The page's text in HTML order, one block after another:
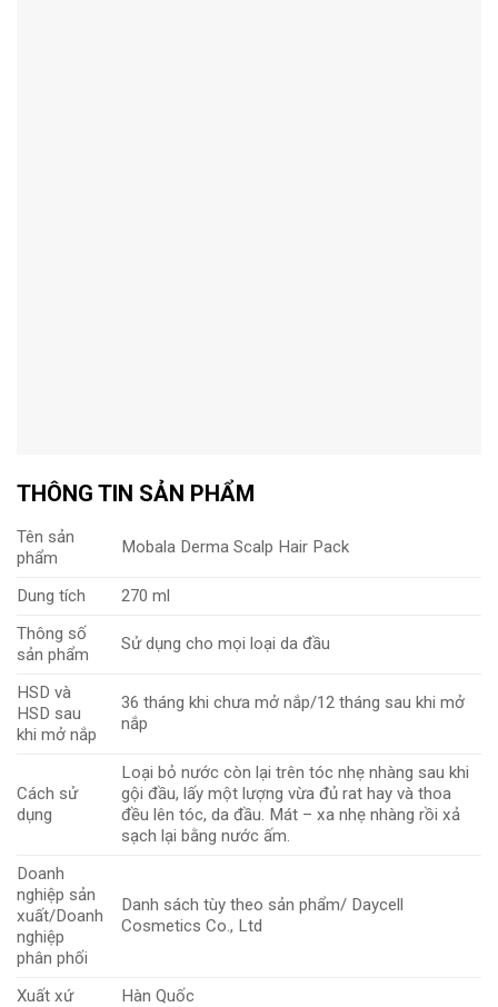
THÔNG TIN SẢN PHẨM
Tên sản
phẩm
Mobala Derma Scalp Hair Pack
Dung tích
270 ml
Thông số
sản phẩm
Sử dụng cho mọi loại da đầu
HSD và
HSD sau
khi mở nắp
36 tháng khi chưa mở nắp/12 tháng sau khi mở
nắp
Cách sử
dụng
Loại bỏ nước còn lại trên tóc nhẹ nhàng sau khi
gội đầu, lấy một lượng vừa đủ rat hay và thoa
đều lên tóc, da đầu. Mát – xa nhẹ nhàng rồi xả
sạch lại bằng nước ấm.
Doanh
nghiệp sản
xuất/Doanh
nghiệp
phân phối
Danh sách tùy theo sản phẩm/ Daycell
Cosmetics Co., Ltd
Xuất xứ Hàn Quốc